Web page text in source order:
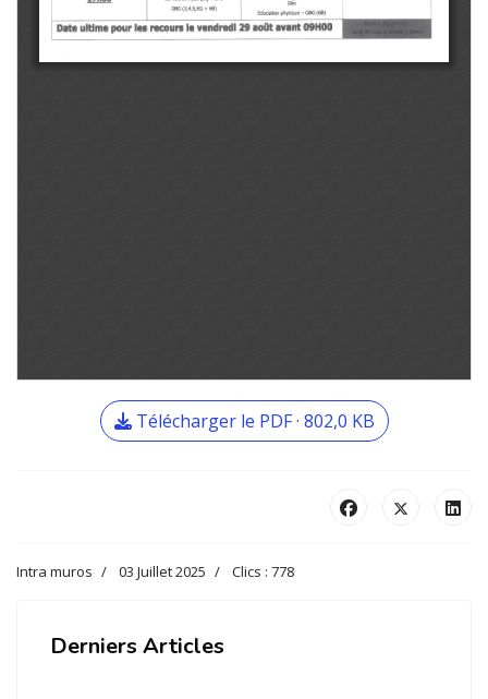
Télécharger le PDF · 802,0 KB
Intra muros 03 Juillet 2025 Clics : 778
Derniers Articles